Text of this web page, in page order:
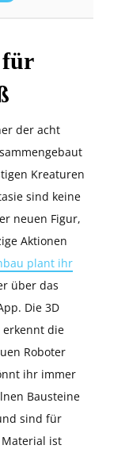
für
der acht
Kreaturen
sind keine
neuen Figur,
Aktionen
plant ihr
über das
Die 3D
erkennt die
Roboter
ihr immer
Bausteine
sind für
ist